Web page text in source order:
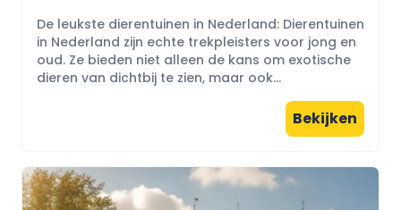
De leukste dierentuinen in Nederland: Dierentuinen
in Nederland zijn echte trekpleisters voor jong en
oud. Ze bieden niet alleen de kans om exotische
dieren van dichtbij te zien, maar ook...
Bekijken